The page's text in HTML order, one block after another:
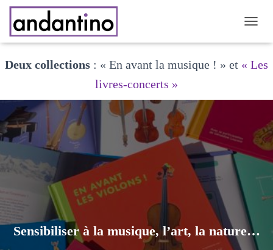
Deux collections : « En avant la musique ! » et « Les
livres-concerts »
Sensibiliser à la musique, l’art, la nature…